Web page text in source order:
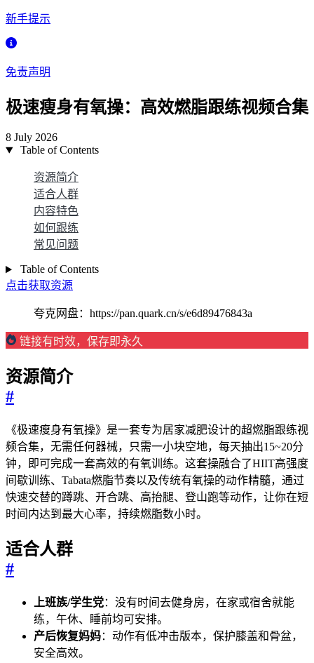
新手提示
免责声明
极速瘦身有氧操：高效燃脂跟练视频合集
8 July 2026
Table of Contents
资源简介
适合人群
内容特色
如何跟练
常见问题
Table of Contents
点击获取资源
夸克网盘：https://pan.quark.cn/s/e6d89476843a
链接有时效，保存即永久
资源简介
#
《极速瘦身有氧操》是一套专为居家减肥设计的超燃脂跟练视
频合集，无需任何器械，只需一小块空地，每天抽出15~20分
钟，即可完成一套高效的有氧训练。这套操融合了HIIT高强度
间歇训练、Tabata燃脂节奏以及传统有氧操的动作精髓，通过
快速交替的蹲跳、开合跳、高抬腿、登山跑等动作，让你在短
时间内达到最大心率，持续燃脂数小时。
适合人群
#
上班族/学生党：没有时间去健身房，在家或宿舍就能
练，午休、睡前均可安排。
产后恢复妈妈：动作有低冲击版本，保护膝盖和骨盆，
安全高效。